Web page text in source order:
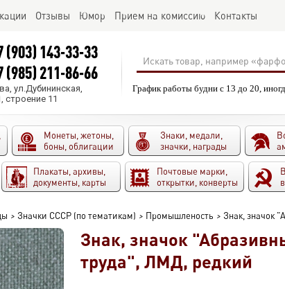
Отзывы Юмор Прием на комиссию Контакты
(903) 143-33-33
(985) 211-86-66
ул.Дубининская,
строение 11
График работы будни с 13 до 20,
Монеты, жетоны,
боны, облигации
Знаки, медали,
значки, награды
Плакаты, архивы,
документы, карты
Почтовые марки,
открытки, конверты
> Значки СССР (по тематикам) > Промышленость > Знак, значок
Знак, значок
труда", ЛМД, редкий